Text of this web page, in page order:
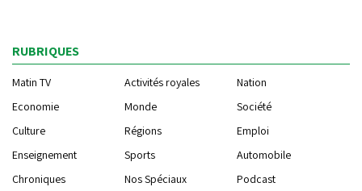
RUBRIQUES
Matin TV Activités royales
Nation
Economie
Monde
Société
Culture
Régions
Emploi
Enseignement
Sports
Automobile
Chroniques
Nos Spéciaux Podcast